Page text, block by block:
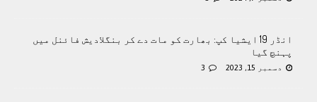
انڈر 19 ایشیا کپ: بھارت کو مات دے کر بنگلادیش فائنل میں
پہنچ گیا
دسمبر 15, 2023 3